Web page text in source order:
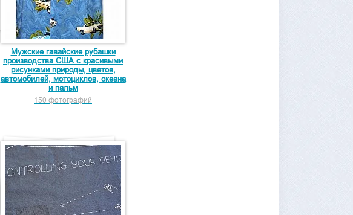
Мужские гавайские рубашки
производства США с красивыми
рисунками природы, цветов,
автомобилей, мотоциклов, океана
и пальм
150 фотографий